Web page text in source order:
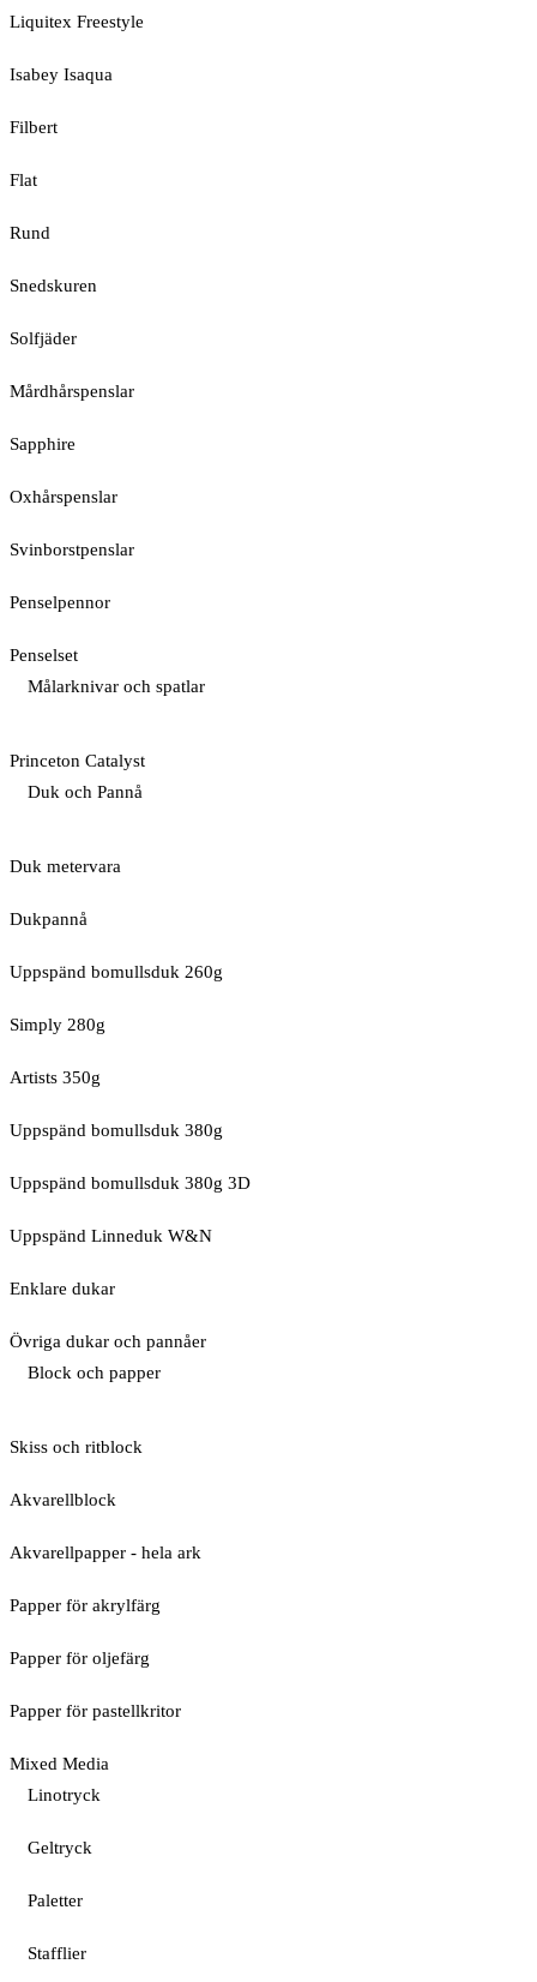
Liquitex Freestyle
Isabey Isaqua
Filbert
Flat
Rund
Snedskuren
Solfjäder
Mårdhårspenslar
Sapphire
Oxhårspenslar
Svinborstpenslar
Penselpennor
Penselset
Målarknivar och spatlar
Princeton Catalyst
Duk och Pannå
Duk metervara
Dukpannå
Uppspänd bomullsduk 260g
Simply 280g
Artists 350g
Uppspänd bomullsduk 380g
Uppspänd bomullsduk 380g 3D
Uppspänd Linneduk W&N
Enklare dukar
Övriga dukar och pannåer
Block och papper
Skiss och ritblock
Akvarellblock
Akvarellpapper - hela ark
Papper för akrylfärg
Papper för oljefärg
Papper för pastellkritor
Mixed Media
Linotryck
Geltryck
Paletter
Stafflier